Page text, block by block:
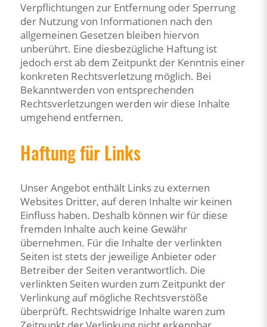
Verpflichtungen zur Entfernung oder Sperrung
der Nutzung von Informationen nach den
allgemeinen Gesetzen bleiben hiervon
unberührt. Eine diesbezügliche Haftung ist
jedoch erst ab dem Zeitpunkt der Kenntnis einer
konkreten Rechtsverletzung möglich. Bei
Bekanntwerden von entsprechenden
Rechtsverletzungen werden wir diese Inhalte
umgehend entfernen.
Haftung für Links
Unser Angebot enthält Links zu externen
Websites Dritter, auf deren Inhalte wir keinen
Einfluss haben. Deshalb können wir für diese
fremden Inhalte auch keine Gewähr
übernehmen. Für die Inhalte der verlinkten
Seiten ist stets der jeweilige Anbieter oder
Betreiber der Seiten verantwortlich. Die
verlinkten Seiten wurden zum Zeitpunkt der
Verlinkung auf mögliche Rechtsverstöße
überprüft. Rechtswidrige Inhalte waren zum